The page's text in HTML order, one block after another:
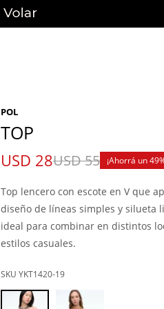
POL
TOP
USD 28USD55 49
Top lencero con escote en V que
diseño de líneas simples y silueta
ideal para combinar en distintos
estilos casuales.
YKT1420-19